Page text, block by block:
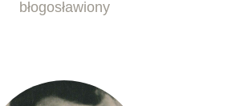
błogosławiony